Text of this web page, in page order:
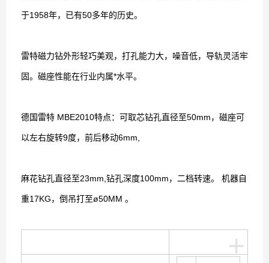
于1958年，已有50多年的历史。
雷特磁力钻外形轻巧美观，打孔能力大，噪音低，导轨灵活牢
固。磁座性能在行业内属*水平。
德国雷特 MBE2010特点：可取芯钻孔直径至50mm，磁座可
以左右旋转9度，前后移动6mm,
麻花钻孔直径至23mm,钻孔深度100mm，二档转速。 机器自
重17KG，倒吊打至ø50MM 。
+